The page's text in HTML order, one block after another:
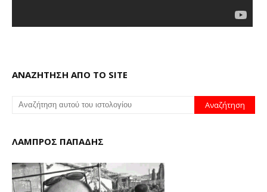
ΑΝΑΖΗΤΗΣΗ ΑΠΟ ΤΟ SITE
ΛΑΜΠΡΟΣ ΠΑΠΑΔΗΣ